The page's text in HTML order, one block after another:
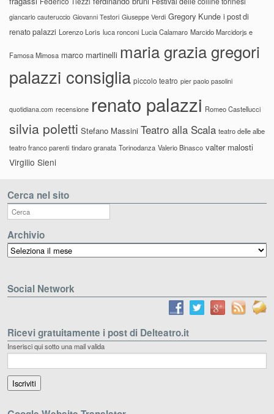
giancarlo cauteruccio Giovanni Testori Giuseppe Verdi Gregory Kunde i post di
renato palazzi Lorenzo Loris luca ronconi Lucia Calamaro Marcido Marcidorjs e
Famosa Mimosa marco martinelli maria grazia gregori
palazzi consiglia piccolo teatro pier paolo pasolini
quotidiana.com recensione renato palazzi Romeo Castellucci
silvia poletti Stefano Massini Teatro alla Scala teatro delle albe
teatro franco parenti tindaro granata Torinodanza Valerio Binasco valter malosti
Virgilio Sieni
Cerca nel sito
Archivio
Archivio
Social Network
Ricevi gratuitamente i post di Delteatro.it
Inserisci qui sotto una mail valida